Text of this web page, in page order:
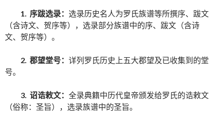
1. 序跋选录： 选录历史名人为罗氏族谱等所撰序、跋文
（含诗文、贺序等），选录部分族谱中的序、跋文（含诗
文、贺序等）。
2. 郡望堂号： 详列罗氏历史上五大郡望及已收集到的堂
号。
3. 诏诰敕文： 全录典籍中历代皇帝颁发给罗氏的诰敕文
（俗称：圣旨），选录族谱中的圣旨。